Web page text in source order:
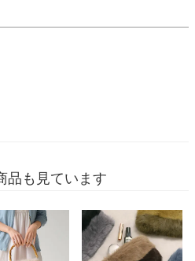
品も見ています